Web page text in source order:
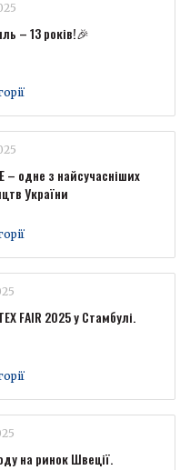
– 13 років!🎉
– одне з найсучасніших
України
FAIR 2025 у Стамбулі.
на ринок Швеції.